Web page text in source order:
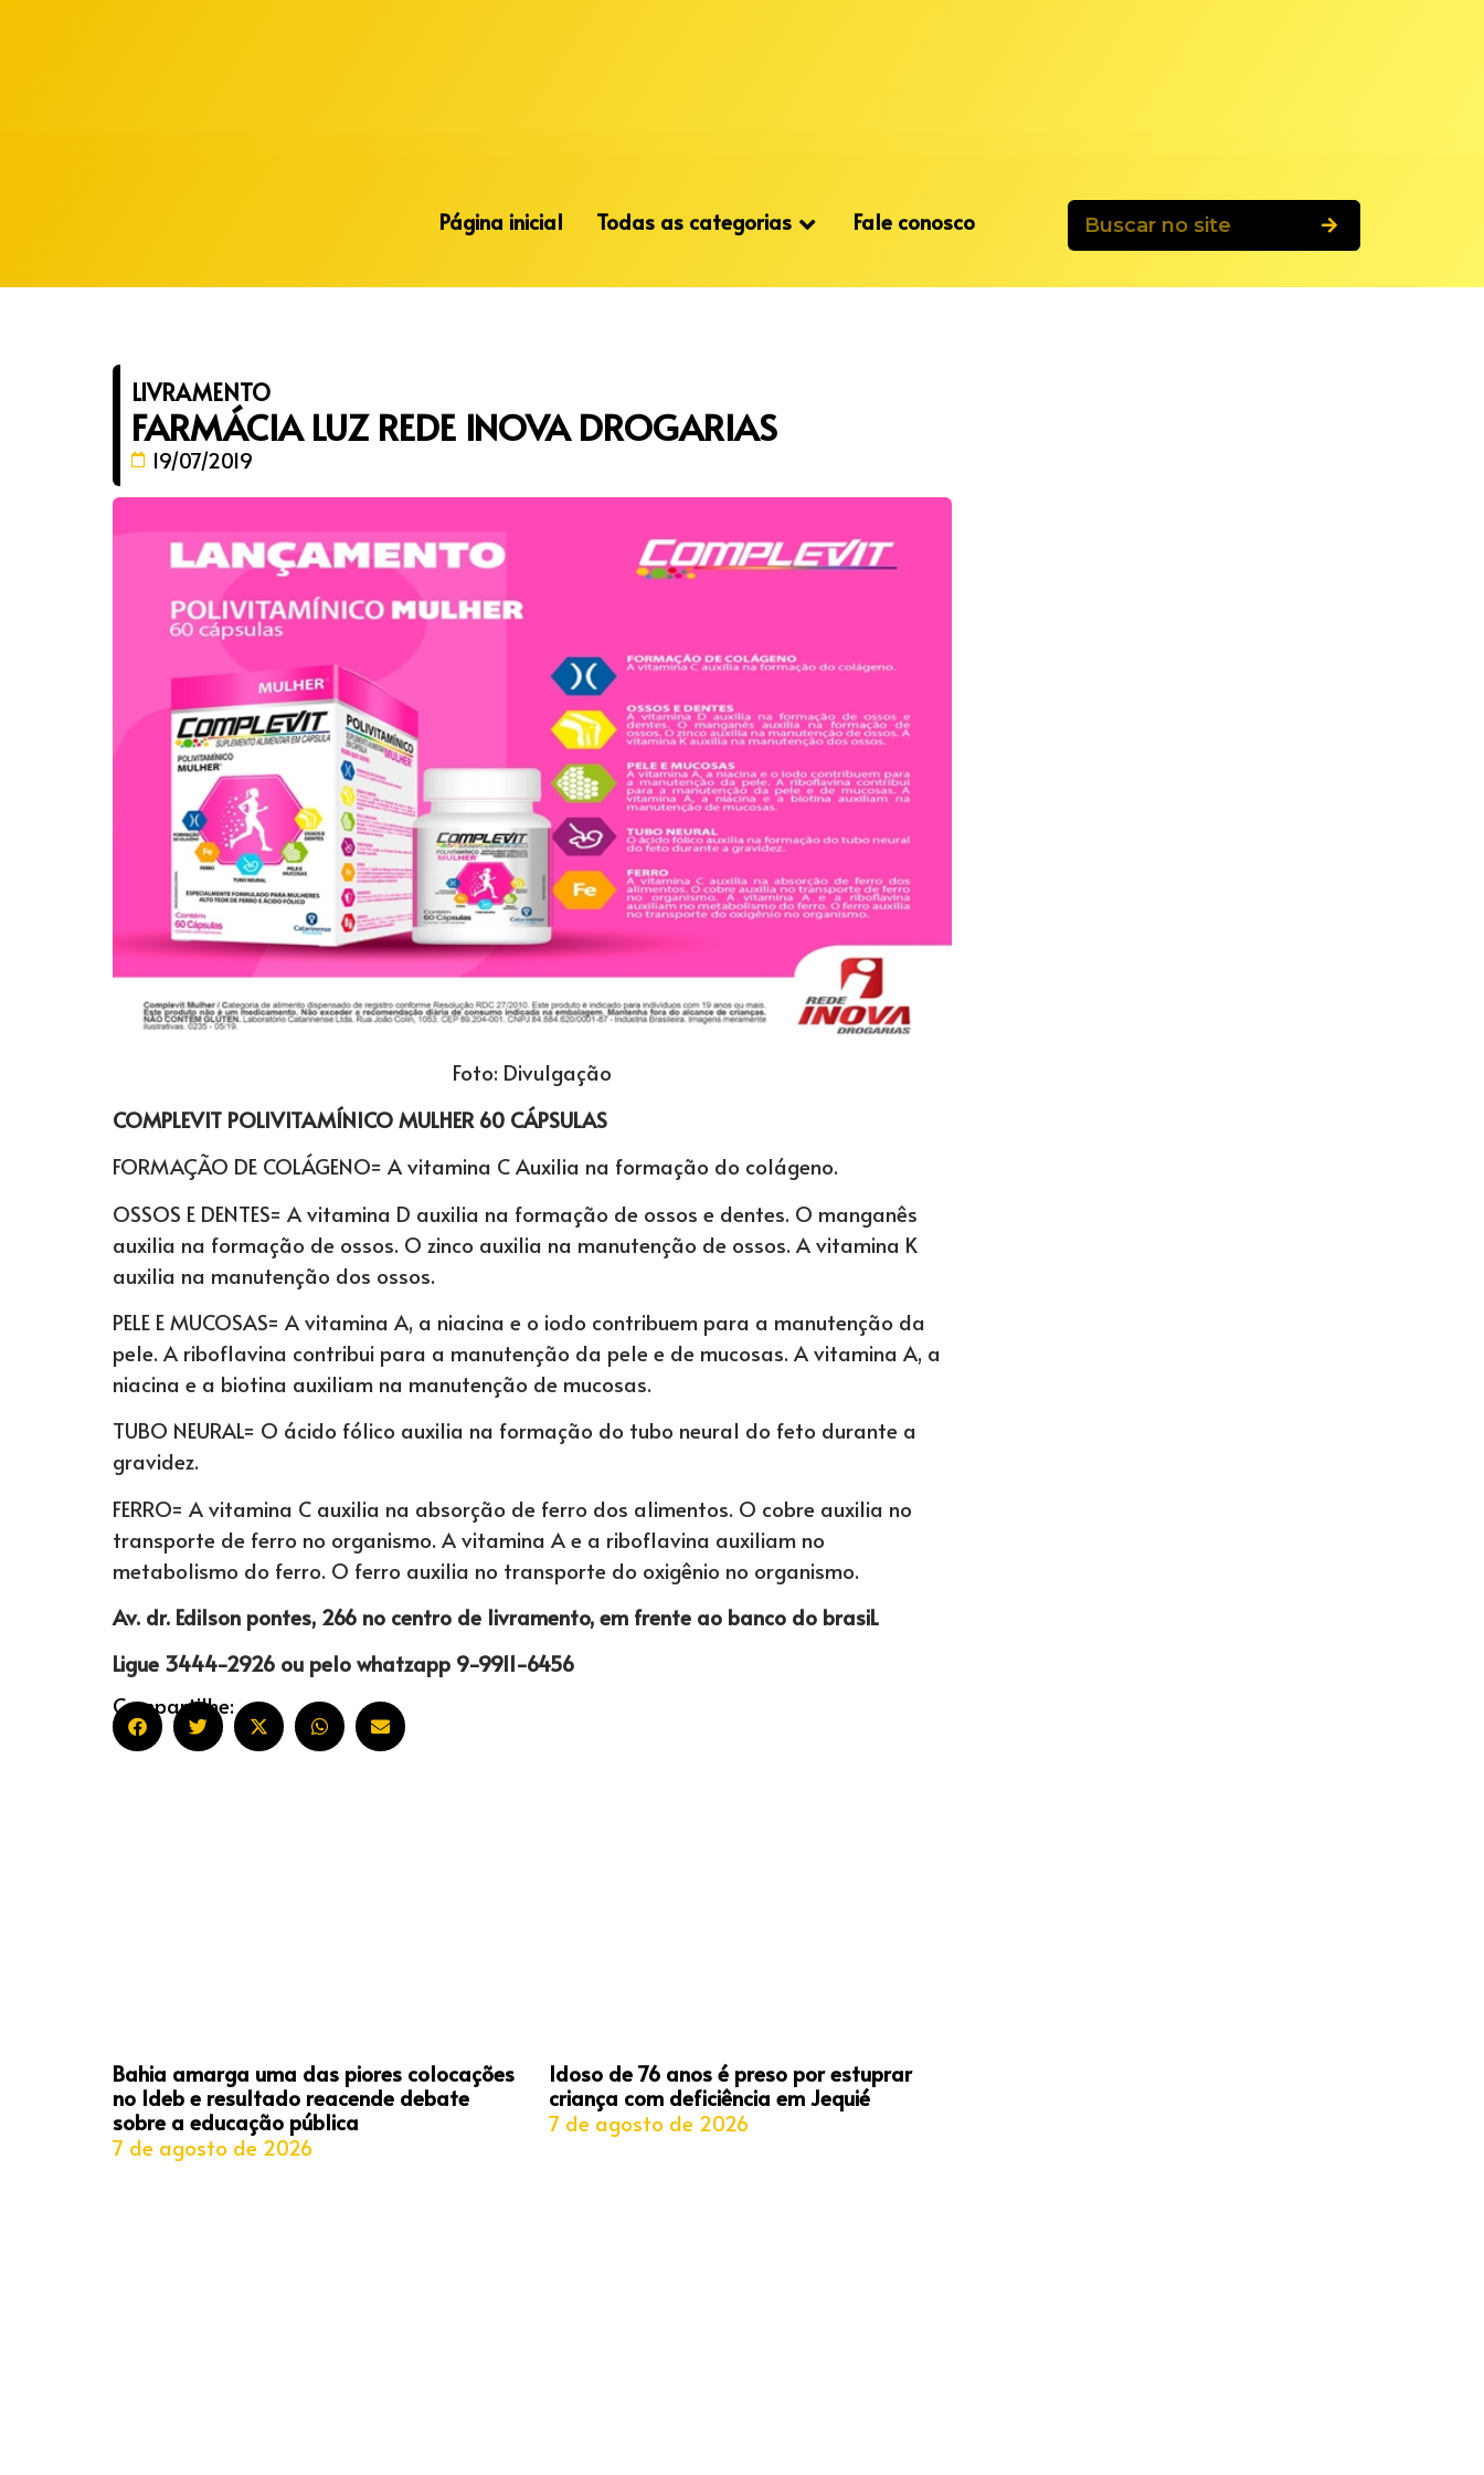
Página inicial Todas as categorias Fale conosco
LIVRAMENTO
FARMÁCIA LUZ REDE INOVA DROGARIAS
19/07/2019
Foto: Divulgação
COMPLEVIT POLIVITAMÍNICO MULHER 60 CÁPSULAS
FORMAÇÃO DE COLÁGENO= A vitamina C Auxilia na formação do colágeno.
OSSOS E DENTES= A vitamina D auxilia na formação de ossos e dentes. O manganês
auxilia na formação de ossos. O zinco auxilia na manutenção de ossos. A vitamina K
auxilia na manutenção dos ossos.
PELE E MUCOSAS= A vitamina A, a niacina e o iodo contribuem para a manutenção da
pele. A riboflavina contribui para a manutenção da pele e de mucosas. A vitamina A, a
niacina e a biotina auxiliam na manutenção de mucosas.
TUBO NEURAL= O ácido fólico auxilia na formação do tubo neural do feto durante a
gravidez.
FERRO= A vitamina C auxilia na absorção de ferro dos alimentos. O cobre auxilia no
transporte de ferro no organismo. A vitamina A e a riboflavina auxiliam no
metabolismo do ferro. O ferro auxilia no transporte do oxigênio no organismo.
Av. dr. Edilson pontes, 266 no centro de livramento, em frente ao banco do brasiL
Ligue 3444-2926 ou pelo whatzapp 9-9911-6456
Compartilhe:
Bahia amarga uma das piores colocações
no Ideb e resultado reacende debate
sobre a educação pública
7 de agosto de 2026
Idoso de 76 anos é preso por estuprar
criança com deficiência em Jequié
7 de agosto de 2026